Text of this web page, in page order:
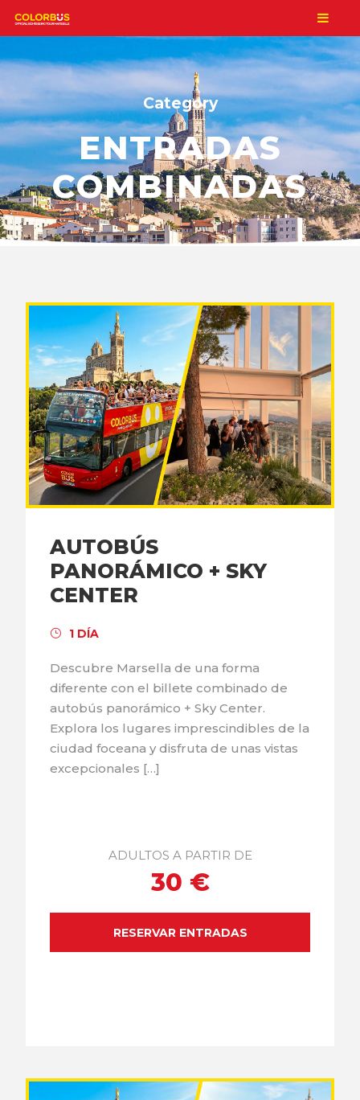
Category
ENTRADAS
COMBINADAS
AUTOBÚS
PANORÁMICO + SKY
CENTER
1 DÍA
Descubre Marsella de una forma
diferente con el billete combinado de
autobús panorámico + Sky Center.
Explora los lugares imprescindibles de la
ciudad foceana y disfruta de unas vistas
excepcionales […]
ADULTOS A PARTIR DE
30 €
RESERVAR ENTRADAS